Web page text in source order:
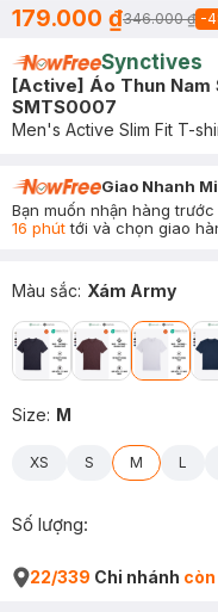
179.000 ₫346.000 ₫ -
Synctives
[Active] Áo Thun Nam
SMTS0007
Men's Active Slim Fit T-
Giao Nhanh
Bạn muốn nhận hàng trước
16 phúttới và chọn giao
Màu sắc: Xám Army
Size: M
XS S M L
Số lượng:
22/339 Chi nhánh còn